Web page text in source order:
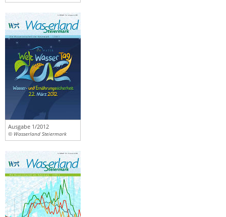
Ausgabe 1/2012
© Wasserland Steiermark